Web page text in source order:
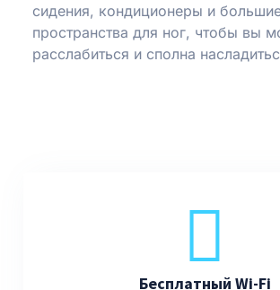
сидения, кондиционеры и
пространства для ног, чтобы вы
расслабиться и сполна
Бесплатный Wi-Fi